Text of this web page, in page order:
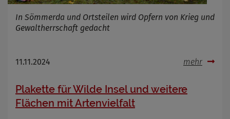
In Sömmerda und Ortsteilen wird Opfern von Krieg und
Gewaltherrschaft gedacht
11.11.2024 mehr
Plakette für Wilde Insel und weitere
Flächen mit Artenvielfalt